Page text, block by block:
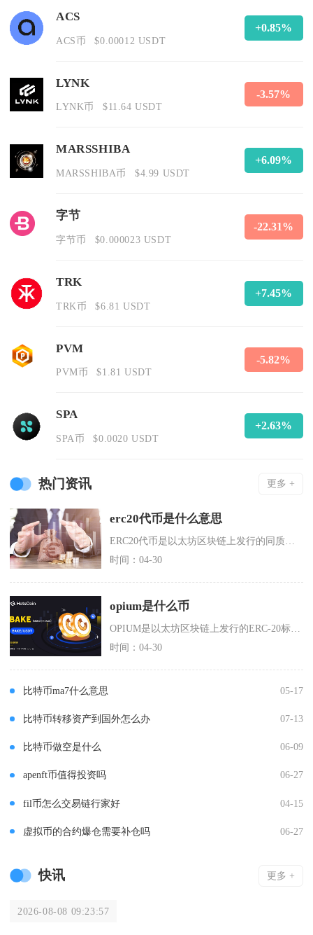
ACS
ACS币 $0.00012 USDT
+0.85%
LYNK
LYNK币 $11.64 USDT
-3.57%
MARSSHIBA
MARSSHIBA币 $4.99 USDT
+6.09%
字节
字节币 $0.000023 USDT
-22.31%
TRK
TRK币 $6.81 USDT
+7.45%
PVM
PVM币 $1.81 USDT
-5.82%
SPA
SPA币 $0.0020 USDT
+2.63%
热门资讯 更多 +
erc20代币是什么意思
时间：04-30
opium是什么币
时间：04-30
比特币ma7什么意思 05-17
比特币转移资产到国外怎么办 07-13
比特币做空是什么 06-09
apenft币值得投资吗 06-27
fil币怎么交易链行家好 04-15
虚拟币的合约爆仓需要补仓吗 06-27
快讯 更多 +
2026-08-08 09:23:57